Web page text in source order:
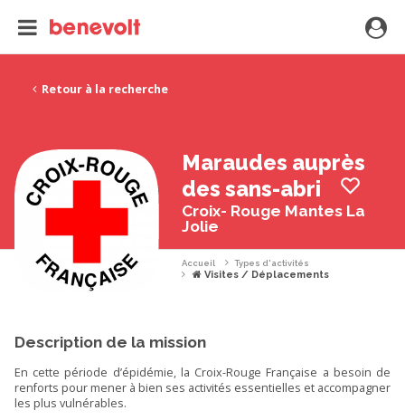
Retour à la recherche
Maraudes auprès
des sans-abri
Croix- Rouge Mantes La
Jolie
Accueil Types d'activités
Visites / Déplacements
Description de la mission
En cette période d’épidémie, la Croix-Rouge Française a besoin de
renforts pour mener à bien ses activités essentielles et accompagner
les plus vulnérables.